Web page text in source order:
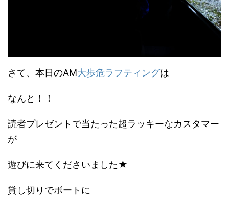
さて、本日のAM大歩危ラフティングは
なんと！！
読者プレゼントで当たった超ラッキーなカスタマー
が
遊びに来てくださいました★
貸し切りでボートに